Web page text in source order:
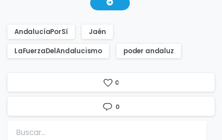
AndalucíaPorSí Jaén
LaFuerzaDelAndalucismo poder andaluz
0
0
Buscar: